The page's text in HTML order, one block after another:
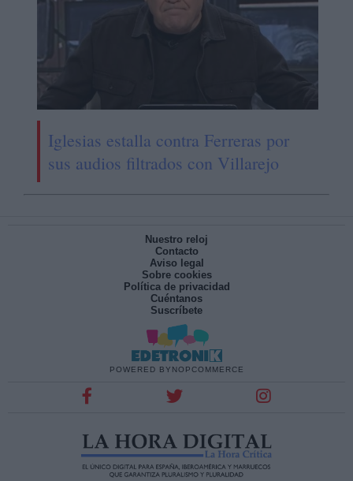
Iglesias estalla contra Ferreras por
sus audios filtrados con Villarejo
Nuestro reloj
Contacto
Aviso legal
Sobre cookies
Política de privacidad
Cuéntanos
Suscríbete
POWERED BY NOPCOMMERCE